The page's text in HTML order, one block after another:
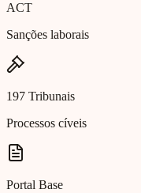
ACT
Sanções laborais
197 Tribunais
Processos cíveis
Portal Base